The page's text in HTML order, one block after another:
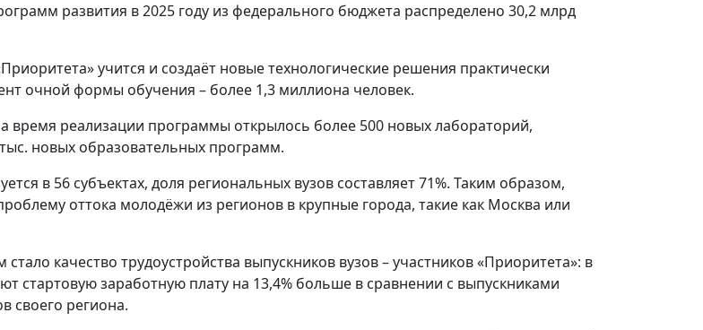
развития в 2025 году из федерального бюджета распределено 30,2 млрд
учится и создаёт новые технологические решения практически
очной формы обучения – более 1,3 миллиона человек.
время реализации программы открылось более 500 новых лабораторий,
новых образовательных программ.
в 56 субъектах, доля региональных вузов составляет 71%. Таким образом,
оттока молодёжи из регионов в крупные города, такие как Москва или
качество трудоустройства выпускников вузов – участников «Приоритета»: в
стартовую заработную плату на 13,4% больше в сравнении с выпускниками
своего региона.